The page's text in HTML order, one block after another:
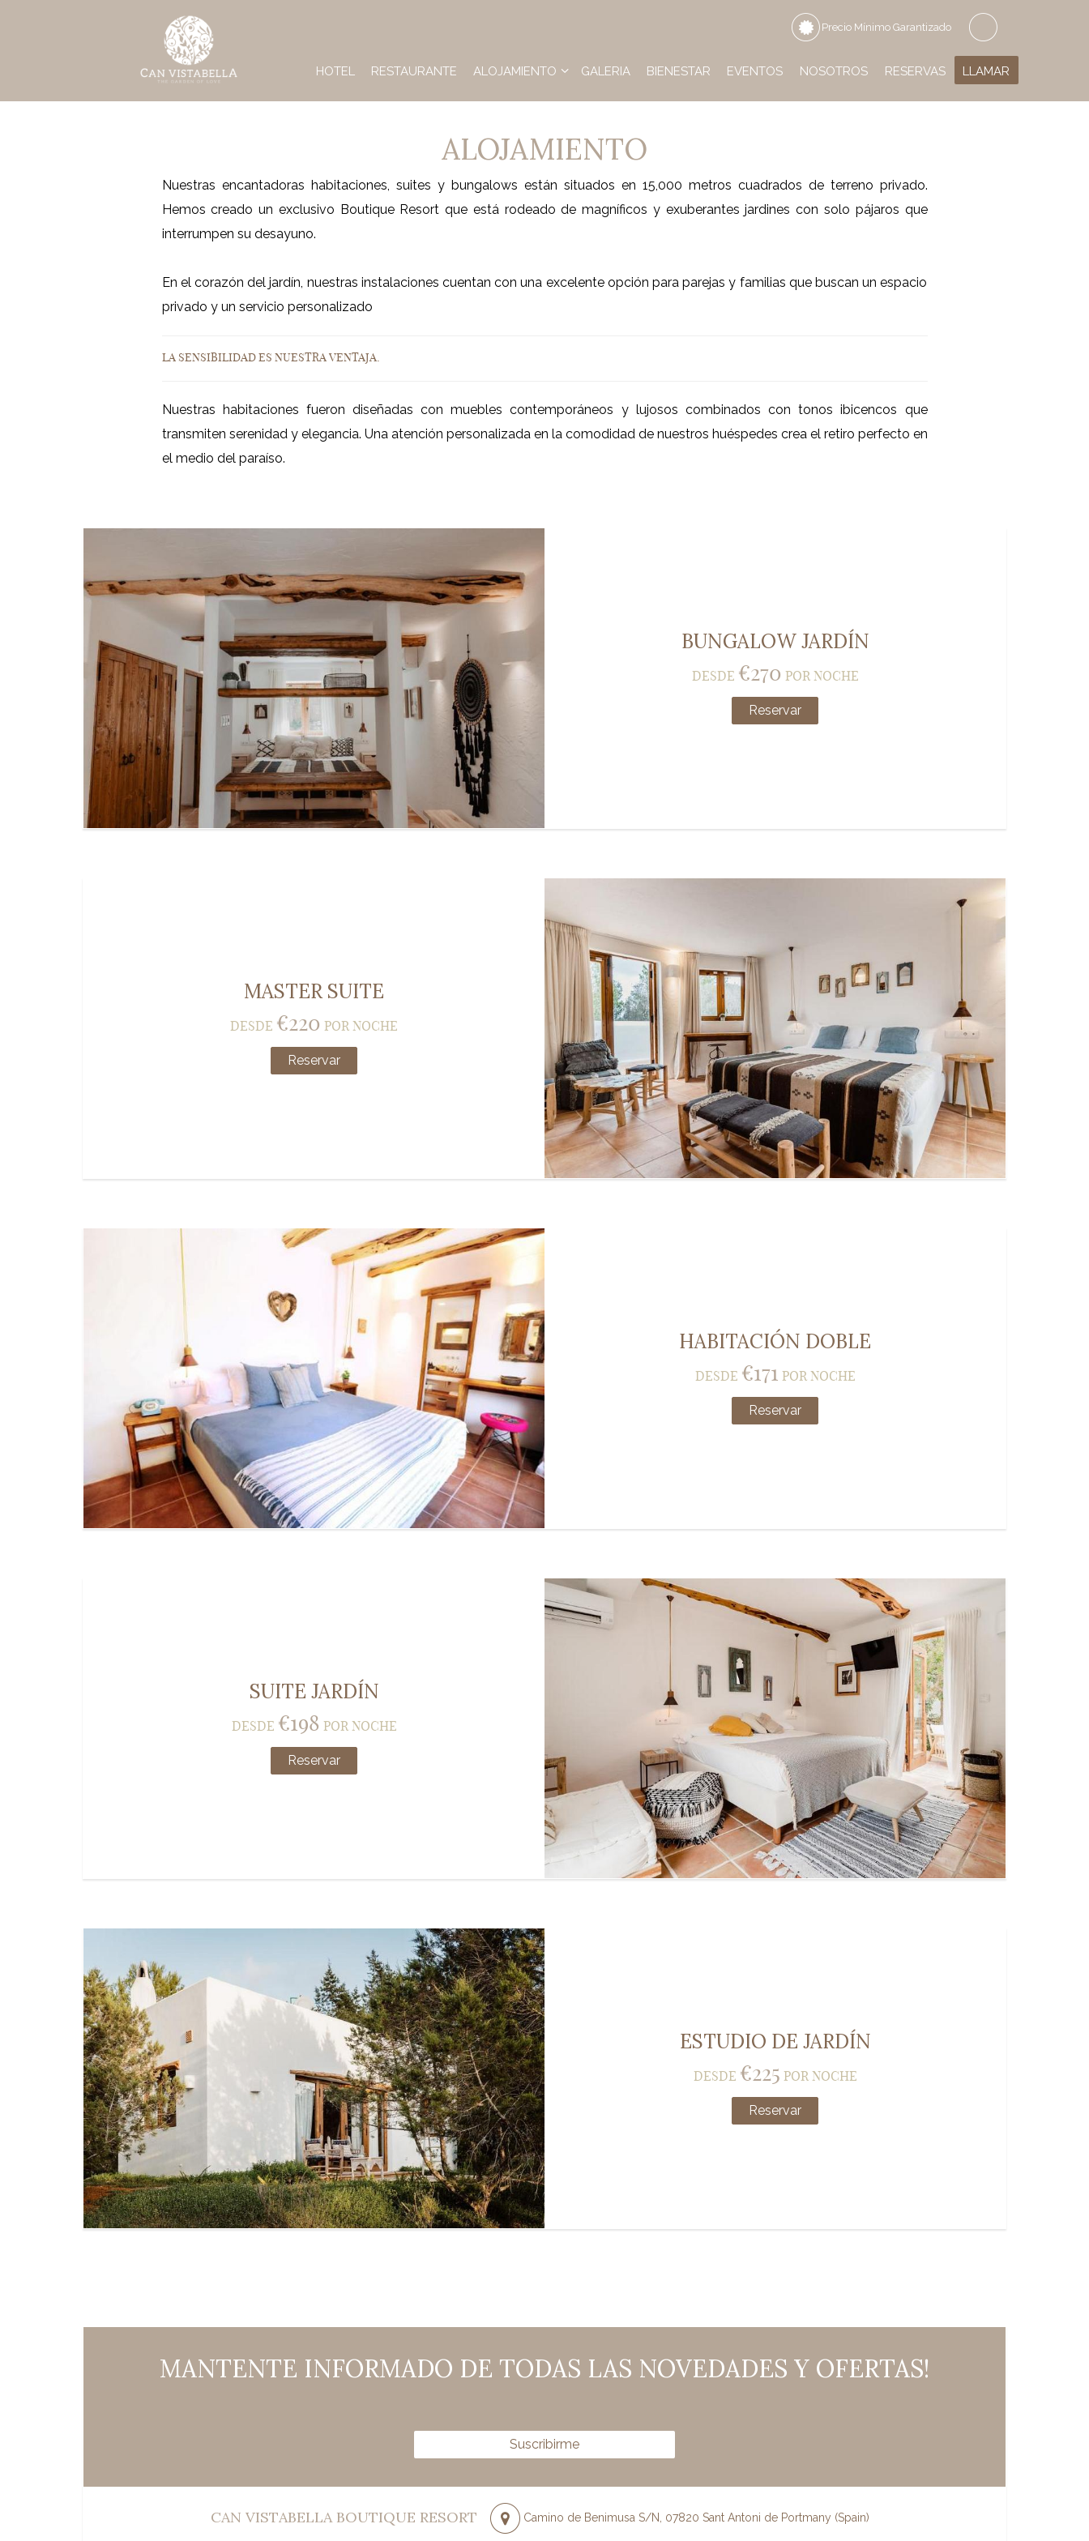
Precio Mínimo Garantizado
HOTEL RESTAURANTE ALOJAMIENTO GALERIA BIENESTAR EVENTOS NOSOTROS RESERVAS LLAMAR
ALOJAMIENTO
Nuestras encantadoras habitaciones, suites y bungalows están situados en 15,000 metros cuadrados de terreno privado.
Hemos creado un exclusivo Boutique Resort que está rodeado de magníficos y exuberantes jardines con solo pájaros que
interrumpen su desayuno.
En el corazón del jardín, nuestras instalaciones cuentan con una excelente opción para parejas y familias que buscan un espacio
privado y un servicio personalizado
LA SENSIBILIDAD ES NUESTRA VENTAJA.
Nuestras habitaciones fueron diseñadas con muebles contemporáneos y lujosos combinados con tonos ibicencos que
transmiten serenidad y elegancia. Una atención personalizada en la comodidad de nuestros huéspedes crea el retiro perfecto en
el medio del paraíso.
BUNGALOW JARDÍN
DESDE €270 POR NOCHE
Reservar
MASTER SUITE
DESDE €220 POR NOCHE
Reservar
HABITACIÓN DOBLE
DESDE €171 POR NOCHE
Reservar
SUITE JARDÍN
DESDE €198 POR NOCHE
Reservar
ESTUDIO DE JARDÍN
DESDE €225 POR NOCHE
Reservar
MANTENTE INFORMADO DE TODAS LAS NOVEDADES Y OFERTAS!
Suscribirme
CAN VISTABELLA BOUTIQUE RESORT Camino de Benimusa S/N, 07820 Sant Antoni de Portmany (Spain)